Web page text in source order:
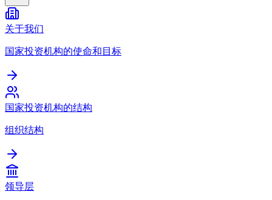
关于我们
国家投资机构的使命和目标
国家投资机构的结构
组织结构
领导层